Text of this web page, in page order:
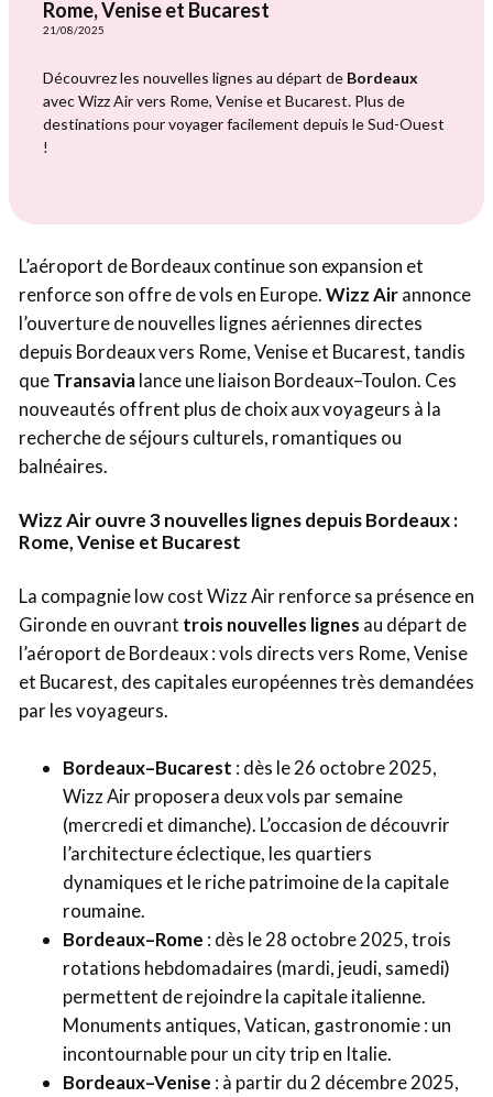
Rome, Venise et Bucarest
21/08/2025
Découvrez les nouvelles lignes au départ de Bordeaux
avec Wizz Air vers Rome, Venise et Bucarest. Plus de
destinations pour voyager facilement depuis le Sud-Ouest
!
L’aéroport de Bordeaux continue son expansion et
renforce son offre de vols en Europe.Wizz Airannonce
l’ouverture de nouvelles lignes aériennes directes
depuis Bordeaux vers Rome, Venise et Bucarest, tandis
queTransavialance une liaison Bordeaux–Toulon. Ces
nouveautés offrent plus de choix aux voyageurs à la
recherche de séjours culturels, romantiques ou
balnéaires.
Wizz Air ouvre 3 nouvelles lignes depuis Bordeaux :
Rome, Venise et Bucarest
La compagnie low cost Wizz Air renforce sa présence en
Gironde en ouvrant trois nouvelles lignes au départ de
l’aéroport de Bordeaux : vols directs vers Rome, Venise
et Bucarest, des capitales européennes très demandées
par les voyageurs.
Bordeaux–Bucarest : dès le 26 octobre 2025,
Wizz Air proposera deux vols par semaine
(mercredi et dimanche). L’occasion de découvrir
l’architecture éclectique, les quartiers
dynamiques et le riche patrimoine de la capitale
roumaine.
Bordeaux–Rome : dès le 28 octobre 2025, trois
rotations hebdomadaires (mardi, jeudi, samedi)
permettent de rejoindre la capitale italienne.
Monuments antiques, Vatican, gastronomie : un
incontournable pour un city trip en Italie.
Bordeaux–Venise : à partir du 2 décembre 2025,